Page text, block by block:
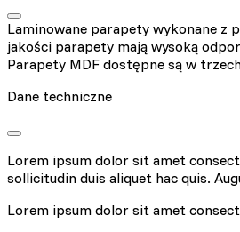
Laminowane parapety wykonane z
jakości parapety mają wysoką
Parapety MDF dostępne są w
Dane techniczne
Lorem ipsum dolor sit amet
sollicitudin duis aliquet hac quis.
Lorem ipsum dolor sit amet